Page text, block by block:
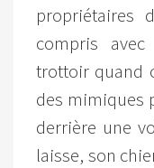
propriétaires
compris
trottoir quand
des mimiques
derrière une
laisse, son